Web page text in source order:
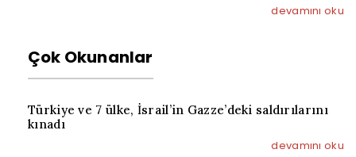
devamını oku
Çok Okunanlar
Türkiye ve 7 ülke, İsrail’in Gazze’deki saldırılarını
kınadı
devamını oku